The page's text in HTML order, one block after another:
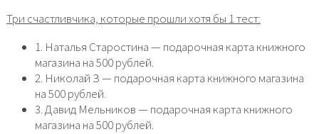
Три счастливчика, которые прошли хотя бы 1 тест:
1. Наталья Старостина — подарочная карта книжного
магазина на 500 рублей.
2. Николай З — подарочная карта книжного магазина
на 500 рублей.
3. Давид Мельников — подарочная карта книжного
магазина на 500 рублей.